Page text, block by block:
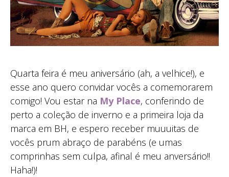
Quarta feira é meu aniversário (ah, a velhice!), e
esse ano quero convidar vocês a comemorarem
comigo! Vou estar na My Place, conferindo de
perto a coleção de inverno e a primeira loja da
marca em BH, e espero receber muuuitas de
vocês prum abraço de parabéns (e umas
comprinhas sem culpa, afinal é meu anversário!!
Haha!)!